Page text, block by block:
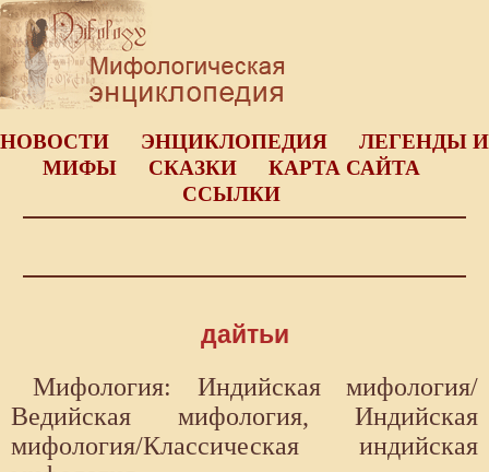
НОВОСТИ ЭНЦИКЛОПЕДИЯ
ЛЕГЕНДЫ И
МИФЫ
СКАЗКИ
КАРТА САЙТА
ССЫЛКИ
дайтьи
Мифология: Индийская мифология/
Ведийская мифология, Индийская
мифология/Классическая индийская